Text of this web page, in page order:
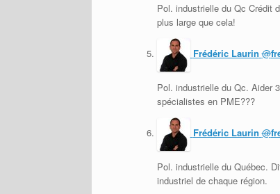
Pol. industrielle du Qc Crédit
plus large que cela!
Frédéric Laurin ‏@
Pol. industrielle du Qc. Aider
spécialistes en PME???
Frédéric Laurin ‏@
Pol. industrielle du Québec.
industriel de chaque région.